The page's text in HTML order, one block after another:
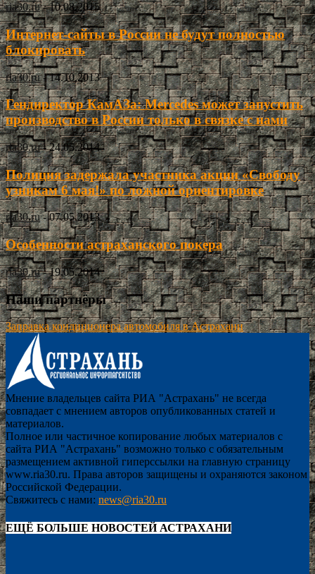
ria30.ru - 10.08.2015
Интернет-сайты в России не будут полностью
блокировать
ria30.ru - 14.10.2013
Гендиректор КамАЗа: Mercedes может запустить
производство в России только в связке с нами
ria30.ru - 24.05.2014
Полиция задержала участника акции «Свободу
узникам 6 мая!» по ложной ориентировке
ria30.ru - 07.05.2013
Особенности астраханского покера
ria30.ru - 19.05.2014
Наши партнёры
Заправка кондиционера автомобиля в Астрахани
Мнение владельцев сайта РИА "Астрахань" не всегда
совпадает с мнением авторов опубликованных статей и
материалов.
Полное или частичное копирование любых материалов с
сайта РИА "Астрахань" возможно только с обязательным
размещением активной гиперссылки на главную страницу
www.ria30.ru. Права авторов защищены и охраняются законом
Российской Федерации.
Свяжитесь с нами: news@ria30.ru
ЕЩЁ БОЛЬШЕ НОВОСТЕЙ АСТРАХАНИ